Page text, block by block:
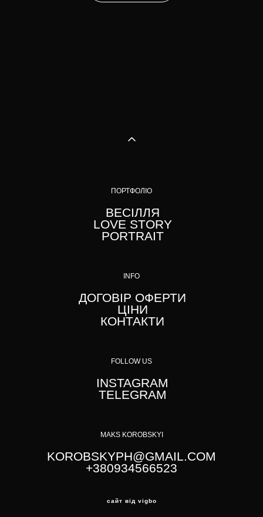
ПОРТФОЛІО
ВЕСІЛЛЯ
LOVE STORY
PORTRAIT
INFO
ДОГОВІР ОФЕРТИ
ЦІНИ
КОНТАКТИ
FOLLOW US
INSTAGRAM
TELEGRAM
MAKS KOROBSKYI
KOROBSKYPH@GMAIL.COM
+380934566523
сайт від vigbo